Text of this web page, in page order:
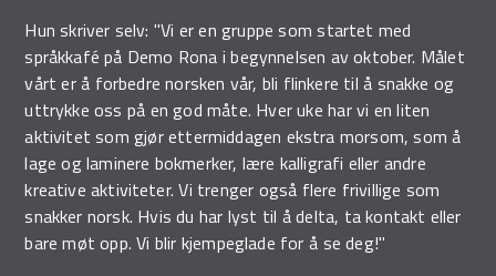
Hun skriver selv: "Vi er en gruppe som startet med
språkkafé på Demo Rona i begynnelsen av oktober. Målet
vårt er å forbedre norsken vår, bli flinkere til å snakke og
uttrykke oss på en god måte. Hver uke har vi en liten
aktivitet som gjør ettermiddagen ekstra morsom, som å
lage og laminere bokmerker, lære kalligrafi eller andre
kreative aktiviteter. Vi trenger også flere frivillige som
snakker norsk. Hvis du har lyst til å delta, ta kontakt eller
bare møt opp. Vi blir kjempeglade for å se deg!"